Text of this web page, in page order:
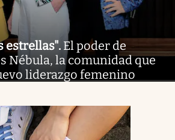
estrellas". El poder de
Nébula, la comunidad que
liderazgo femenino